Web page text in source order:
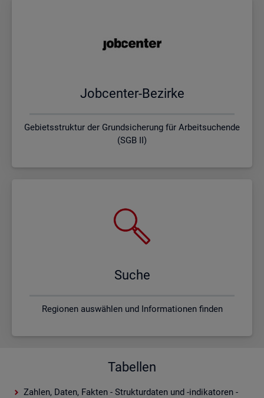
Job­cen­ter-Be­zir­ke
Gebietsstruktur der Grundsicherung für Arbeitsuchende
(SGB II)
Suche
Regionen auswählen und Informationen finden
Tabellen
Zahlen, Daten, Fakten - Strukturdaten und -indikatoren -